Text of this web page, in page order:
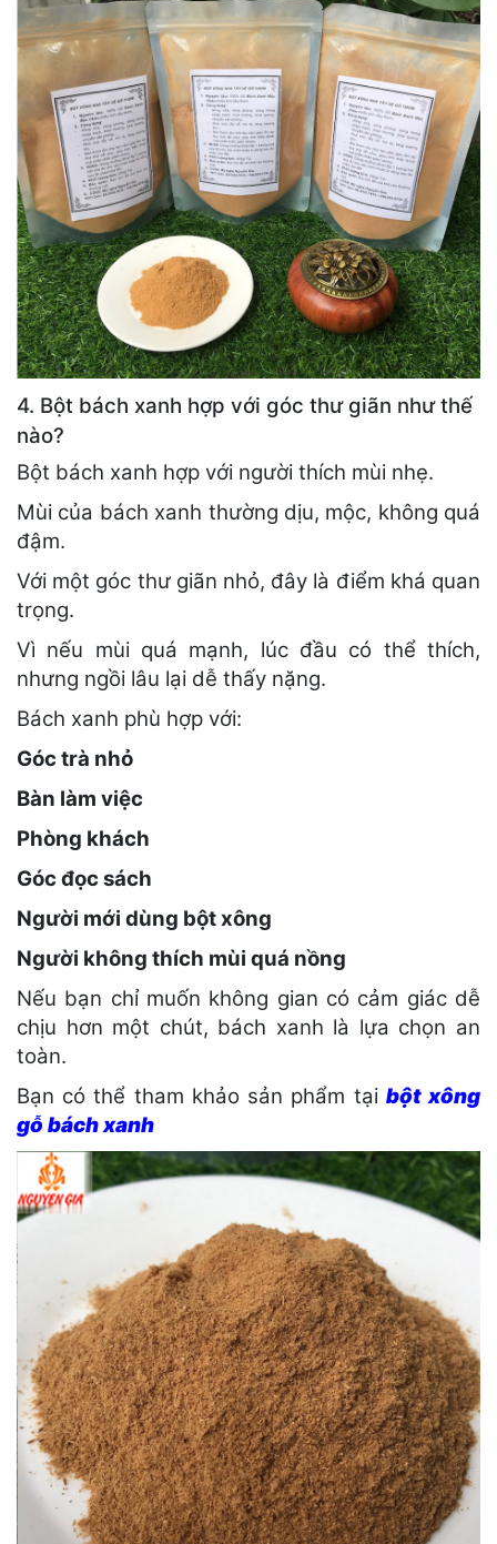
4. Bột bách xanh hợp với góc thư giãn như thế
nào?
Bột bách xanh hợp với người thích mùi nhẹ.
Mùi của bách xanh thường dịu, mộc, không quá
đậm.
Với một góc thư giãn nhỏ, đây là điểm khá quan
trọng.
Vì nếu mùi quá mạnh, lúc đầu có thể thích,
nhưng ngồi lâu lại dễ thấy nặng.
Bách xanh phù hợp với:
Góc trà nhỏ
Bàn làm việc
Phòng khách
Góc đọc sách
Người mới dùng bột xông
Người không thích mùi quá nồng
Nếu bạn chỉ muốn không gian có cảm giác dễ
chịu hơn một chút, bách xanh là lựa chọn an
toàn.
Bạn có thể tham khảo sản phẩm tại bột xông
gỗ bách xanh